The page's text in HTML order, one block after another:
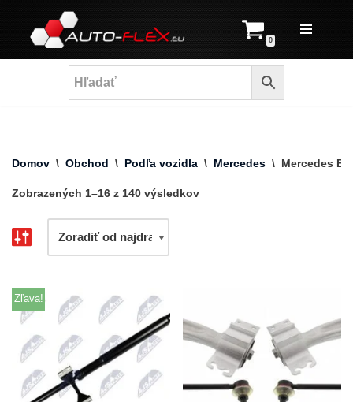
Prejsť
na
0
Domov \ Obchod \ Podľa vozidla \ Mercedes \ Mercedes B-
Zobrazených 1–16 z 140 výsledkov
Zľava!